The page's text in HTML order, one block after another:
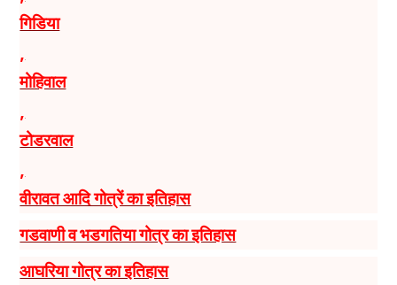
गिडिया
मोहिवाल
टोडरवाल
वीरावत आदि गोत्रें का इतिहास
गडवाणी व भडगतिया गोत्र का इतिहास
आघरिया गोत्र का इतिहास